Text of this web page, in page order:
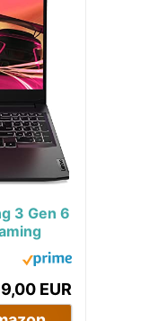
3 Gen 6
Ryzen
EUR